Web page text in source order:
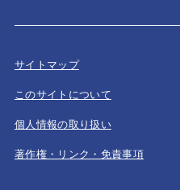
サイトマップ
このサイトについて
個人情報の取り扱い
著作権・リンク・免責事項